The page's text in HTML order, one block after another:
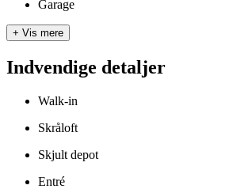
Garage
+ Vis mere
Indvendige detaljer
Walk-in
Skråloft
Skjult depot
Entré